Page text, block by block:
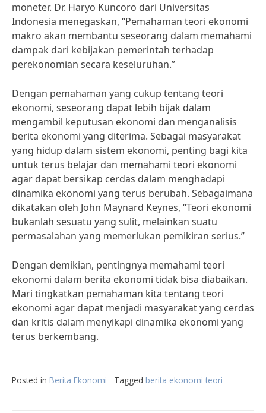
moneter. Dr. Haryo Kuncoro dari Universitas
Indonesia menegaskan, “Pemahaman teori ekonomi
makro akan membantu seseorang dalam memahami
dampak dari kebijakan pemerintah terhadap
perekonomian secara keseluruhan.”
Dengan pemahaman yang cukup tentang teori
ekonomi, seseorang dapat lebih bijak dalam
mengambil keputusan ekonomi dan menganalisis
berita ekonomi yang diterima. Sebagai masyarakat
yang hidup dalam sistem ekonomi, penting bagi kita
untuk terus belajar dan memahami teori ekonomi
agar dapat bersikap cerdas dalam menghadapi
dinamika ekonomi yang terus berubah. Sebagaimana
dikatakan oleh John Maynard Keynes, “Teori ekonomi
bukanlah sesuatu yang sulit, melainkan suatu
permasalahan yang memerlukan pemikiran serius.”
Dengan demikian, pentingnya memahami teori
ekonomi dalam berita ekonomi tidak bisa diabaikan.
Mari tingkatkan pemahaman kita tentang teori
ekonomi agar dapat menjadi masyarakat yang cerdas
dan kritis dalam menyikapi dinamika ekonomi yang
terus berkembang.
Posted in Berita Ekonomi Tagged berita ekonomi teori